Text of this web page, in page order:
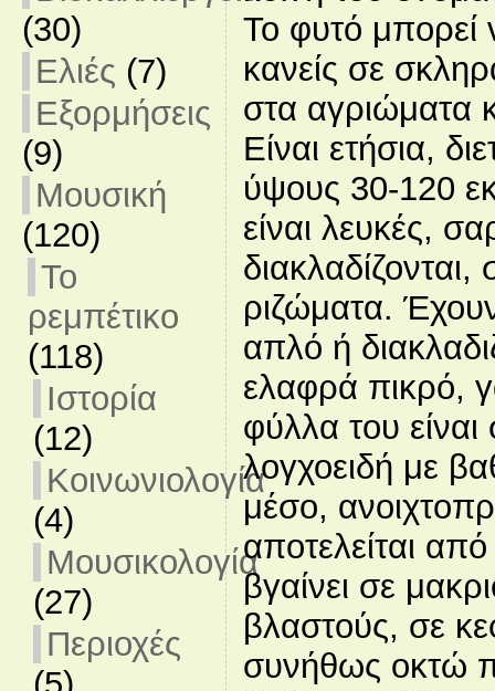
(30)
Ελιές (7)
Εξορμήσεις
(9)
Μουσική
(120)
Το
ρεμπέτικο
(118)
Ιστορία
(12)
Κοινωνιολογία
(4)
Μουσικολογία
(27)
Περιοχές
Το φυτό μπορεί
κανείς σε
στα αγριώματα
Είναι ετήσια,
ύψους 30-120
είναι λευκές,
διακλαδίζονται,
ριζώματα.
απλό ή
ελαφρά πικρό,
φύλλα του
λογχοειδή με
μέσο,
αποτελείται
βγαίνει σε
βλαστούς, σε
συνήθως οκτώ